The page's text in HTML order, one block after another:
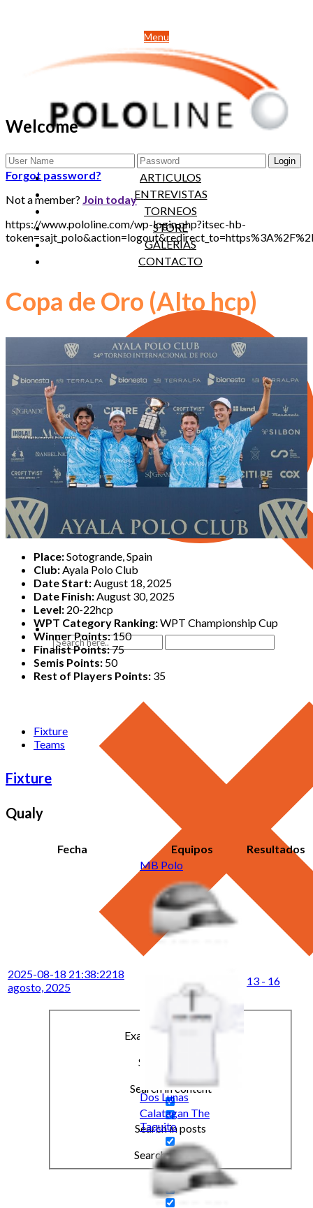
Menu
NOTICIAS
ARTICULOS
ENTREVISTAS
TORNEOS
STORE
GALERIAS
CONTACTO
Exact matches only
Search in title
Search in content
Search in posts
Search in pages
Welcome
Forgot password?
Not a member? Join today
https://www.pololine.com/wp-login.php?itsec-hb-
Copa de Oro (Alto hcp)
Place:Sotogrande, Spain
Club:Ayala Polo Club
Date Start:August 18, 2025
Date Finish:August 30, 2025
Level: 20-22hcp
WPT Category Ranking:WPT Championship Cup
Winner Points:150
Finalist Points:75
Semis Points: 50
Rest of Players Points: 35
Fixture
Teams
Fixture
Qualy
Fecha Equipos Resultados
2025-08-18 21:38:2218
agosto, 2025
MB Polo
Dos Lunas
13 - 16
Calatagan The
Taquito